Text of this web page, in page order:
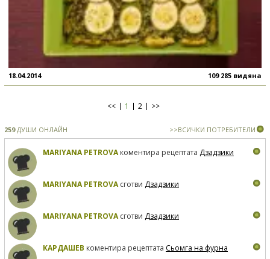
18.04.2014 109 285 видяна
<< 1 2 >>
259ДУШИ ОНЛАЙН >>ВСИЧКИ ПОТРЕБИТЕЛИ
MARIYANA PETROVAкоментира рецептата Дзадзики
MARIYANA PETROVAсготви Дзадзики
MARIYANA PETROVAсготви Дзадзики
КАРДАШЕВ коментира рецептата Сьомга на фурна